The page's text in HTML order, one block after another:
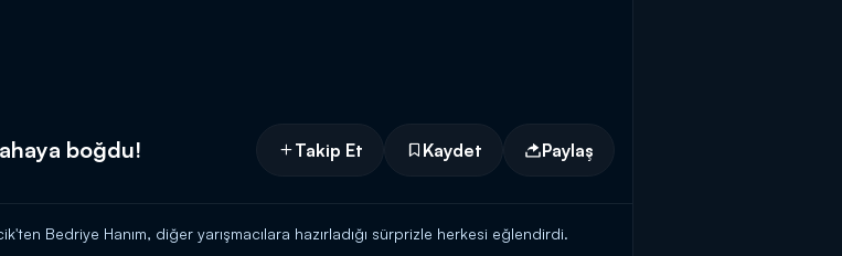
boğdu! Takip Et Kaydet Paylaş
Bedriye Hanım, diğer yarışmacılara hazırladığı sürprizle herkesi eğlendirdi.